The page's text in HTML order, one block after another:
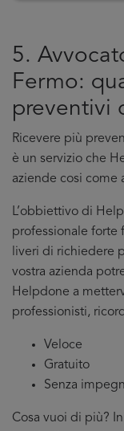
5.
Fermo:
preventivi
Ricevere più
è un servizio che
aziende cosi come
L’obbiettivo di
professionale forte
liveri di richiedere
vostra azienda
Helpdone a
professionisti,
Veloce
Gratuito
Senza
Cosa vuoi di più?